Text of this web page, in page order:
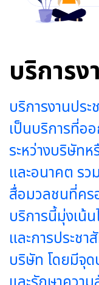
บริการ
บริการงานปร
เป็นบริการที่อ
ระหว่างบริษัท
และอนาคต รว
สื่อมวลชนที่คร
บริการนี้มุ่งเน้
และการประช
บริษัท โดยมีจุด